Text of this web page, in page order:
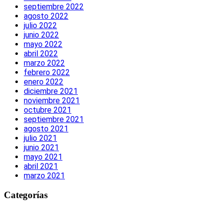
septiembre 2022
agosto 2022
julio 2022
junio 2022
mayo 2022
abril 2022
marzo 2022
febrero 2022
enero 2022
diciembre 2021
noviembre 2021
octubre 2021
septiembre 2021
agosto 2021
julio 2021
junio 2021
mayo 2021
abril 2021
marzo 2021
Categorías